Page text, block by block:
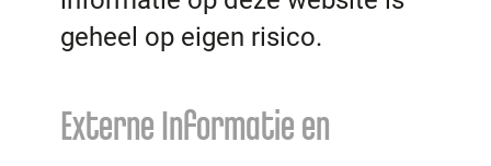
geheel op eigen risico.
Externe Informatie en